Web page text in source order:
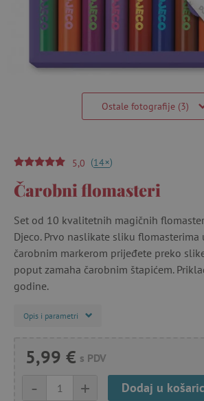
Ostale fotografije (3)
5,0 (14+)
Čarobni flomasteri
Set od 10 kvalitetnih magičnih
Djeco. Prvo naslikate sliku flomasterima
čarobnim markerom prijeđete preko
poput zamaha čarobnim štapićem.
godine.
Opis i parametri
5,99 € s PDV
+
- Dodaj u